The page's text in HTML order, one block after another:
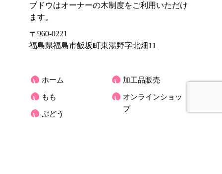
ブドウはオーナーの木制度をご利用いただけ
ます。
〒960-0221
福島県福島市飯坂町東湯野字北畑11
ホーム
もも
ぶどう
加工品販売
オンラインショッ
プ